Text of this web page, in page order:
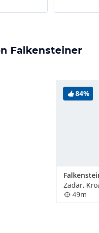
Falkensteiner
84%
Zadar,
49m